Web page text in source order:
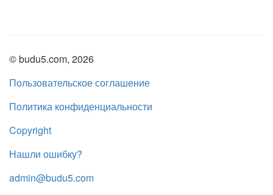
© budu5.com, 2026
Пользовательское соглашение
Политика конфиденциальности
Copyright
Нашли ошибку?
admin@budu5.com